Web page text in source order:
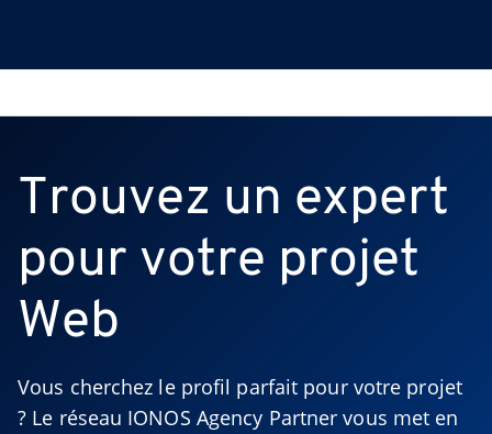
Trouvez un expert
pour votre projet
Web
Vous cherchez le profil parfait pour votre projet
? Le réseau IONOS Agency Partner vous met en